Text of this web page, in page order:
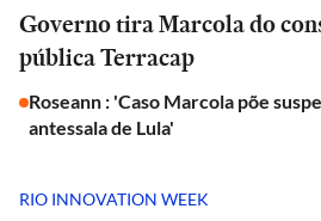
Governo tira Marcola do
pública Terracap
Roseann : 'Caso Marcola põe
antessala de Lula'
RIO INNOVATION WEEK